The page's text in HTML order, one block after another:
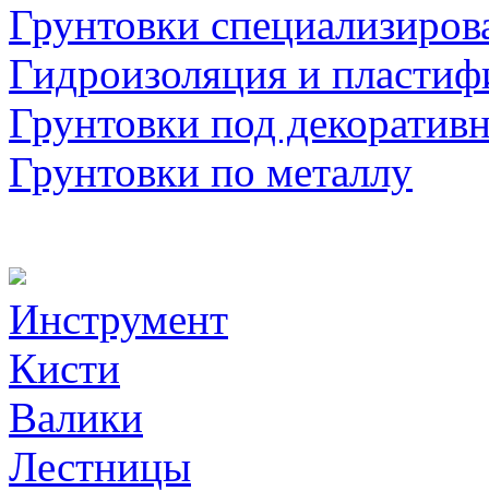
Грунтовки
Гидроизоляция и
Грунтовки под
Грунтовки по металлу
Инструмент
Кисти
Валики
Лестницы